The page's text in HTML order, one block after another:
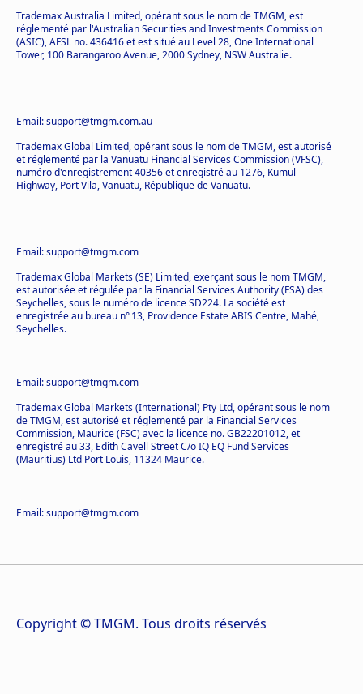
Trademax Australia Limited, opérant sous le nom de TMGM, est
réglementé par l'Australian Securities and Investments Commission
(ASIC), AFSL no. 436416 et est situé au Level 28, One International
Tower, 100 Barangaroo Avenue, 2000 Sydney, NSW Australie.
Email: support@tmgm.com.au
Trademax Global Limited, opérant sous le nom de TMGM, est autorisé
et réglementé par la Vanuatu Financial Services Commission (VFSC),
numéro d'enregistrement 40356 et enregistré au 1276, Kumul
Highway, Port Vila, Vanuatu, République de Vanuatu.
Email: support@tmgm.com
Trademax Global Markets (SE) Limited, exerçant sous le nom TMGM,
est autorisée et régulée par la Financial Services Authority (FSA) des
Seychelles, sous le numéro de licence SD224. La société est
enregistrée au bureau n° 13, Providence Estate ABIS Centre, Mahé,
Seychelles.
Email: support@tmgm.com
Trademax Global Markets (International) Pty Ltd, opérant sous le nom
de TMGM, est autorisé et réglementé par la Financial Services
Commission, Maurice (FSC) avec la licence no. GB22201012, et
enregistré au 33, Edith Cavell Street C/o IQ EQ Fund Services
(Mauritius) Ltd Port Louis, 11324 Maurice.
Email: support@tmgm.com
Copyright © TMGM. Tous droits réservés